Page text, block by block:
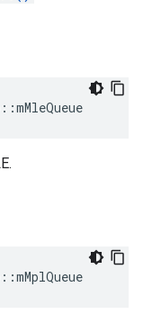
::mMleQueue
::mMplQueue